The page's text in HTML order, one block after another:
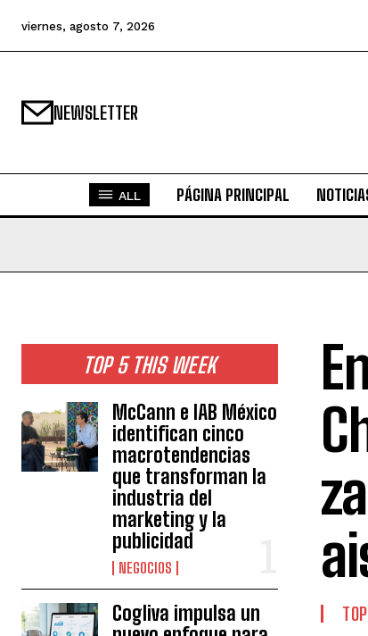
viernes, agosto 7, 2026
NEWSLETTER
ALL PÁGINA PRINCIPAL
TOP 5 THIS WEEK
McCann e IAB México
identifican cinco
macrotendencias
que transforman la
industria del
marketing y la
publicidad
NEGOCIOS
Cogliva impulsa un